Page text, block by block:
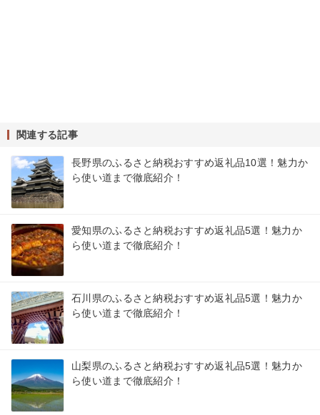
関連する記事
長野県のふるさと納税おすすめ返礼品10選！魅力か
ら使い道まで徹底紹介！
愛知県のふるさと納税おすすめ返礼品5選！魅力か
ら使い道まで徹底紹介！
石川県のふるさと納税おすすめ返礼品5選！魅力か
ら使い道まで徹底紹介！
山梨県のふるさと納税おすすめ返礼品5選！魅力か
ら使い道まで徹底紹介！